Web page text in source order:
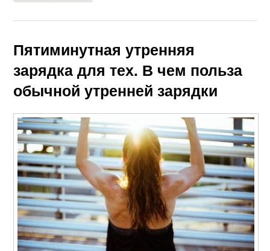
Пятиминутная утренняя
зарядка для тех. В чем польза
обычной утренней зарядки